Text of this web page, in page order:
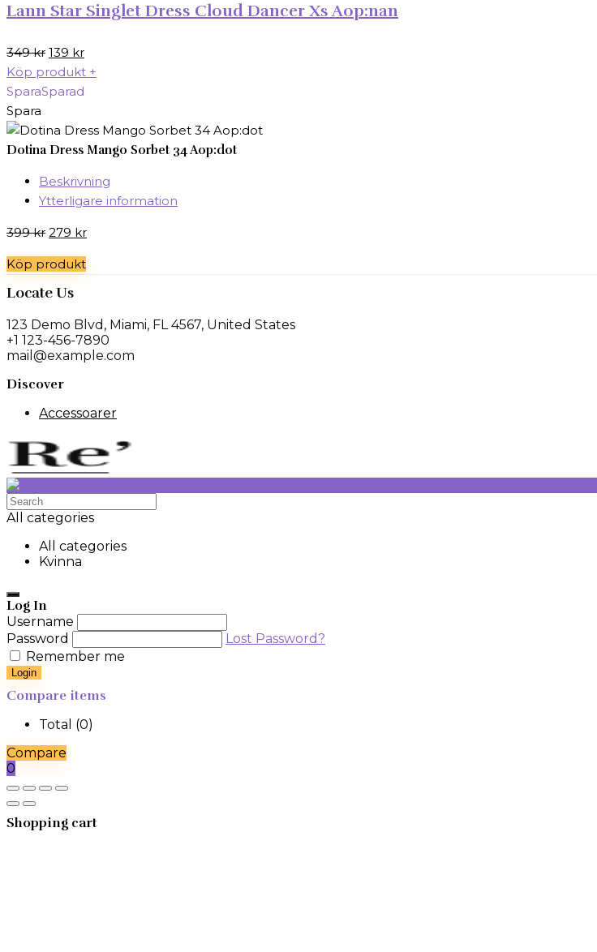
Lann Star Singlet Dress Cloud Dancer Xs Aop:nan
349kr Det
ursprungliga
priset
349 kr.
139 krDet
nuvarande
139 kr.
Köp produkt +
SparaSparad
Spara
Dotina Dress Mango Sorbet 34 Aop:dot
Beskrivning
Ytterligare information
399kr Det
priset
var:
279 krDet
Köp produkt
Locate Us
123 Demo Blvd, Miami, FL 4567, United States
+1 123-456-7890
mail@example.com
Discover
Accessoarer
Search
for:
All categories
All categories
Kvinna
Log In
Username
Password
Lost Password?
Remember me
Login
Compare items
Total (0)
Compare
0
Shopping cart